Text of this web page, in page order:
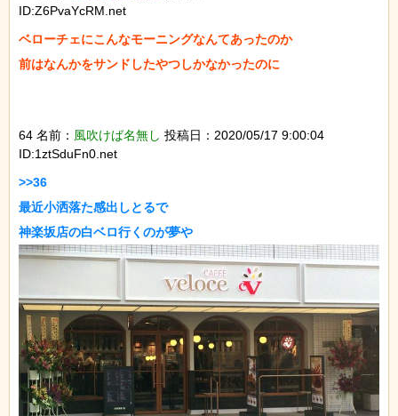
ID:Z6PvaYcRM.net
ベローチェにこんなモーニングなんてあったのか
前はなんかをサンドしたやつしかなかったのに
64 名前： 風吹けば名無し 投稿日：2020/05/17 9:00:04
ID:1ztSduFn0.net
>>36
最近小洒落た感出しとるで